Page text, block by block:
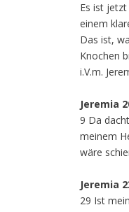
Es ist
einem
Das ist,
Knochen
i.V.m.
Jeremia
9 Da
meinem
wäre
Jeremia
29 Ist